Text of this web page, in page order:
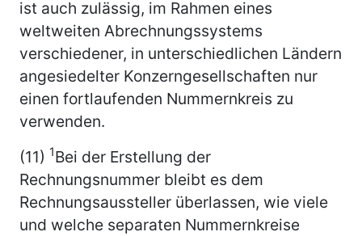
ist auch zulässig, im Rahmen eines
weltweiten Abrechnungssystems
verschiedener, in unterschiedlichen Ländern
angesiedelter Konzerngesellschaften nur
einen fortlaufenden Nummernkreis zu
verwenden.
(11) 1Bei der Erstellung der
Rechnungsnummer bleibt es dem
Rechnungsaussteller überlassen, wie viele
und welche separaten Nummernkreise